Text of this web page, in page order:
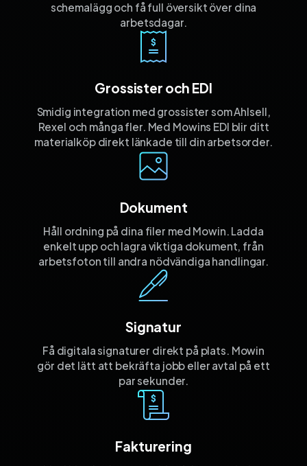
schemalägg och få full översikt över dina
arbetsdagar.
Grossister och EDI
Smidig integration med grossister som Ahlsell,
Rexel och många fler. Med Mowins EDI blir ditt
materialköp direkt länkade till din arbetsorder.
Dokument
Håll ordning på dina filer med Mowin. Ladda
enkelt upp och lagra viktiga dokument, från
arbetsfoton till andra nödvändiga handlingar.
Signatur
Få digitala signaturer direkt på plats. Mowin
gör det lätt att bekräfta jobb eller avtal på ett
par sekunder.
Fakturering